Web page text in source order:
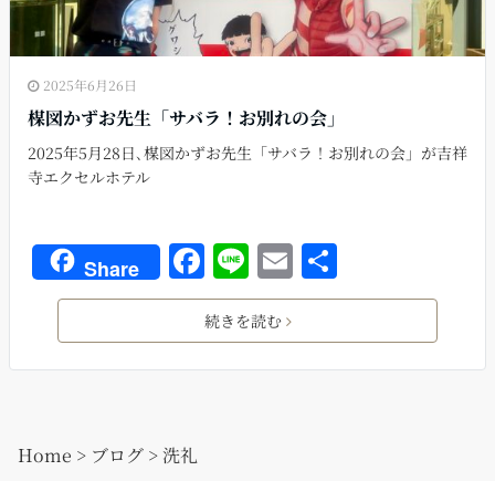
2025年6月26日
楳図かずお先生「サバラ！お別れの会」
2025年5月28日､楳図かずお先生「サバラ！お別れの会」が吉祥
寺エクセルホテル
Share F
a
c
e
Li
n
e
E
m
ai
l
有
続きを読む
Home > ブログ >洗礼